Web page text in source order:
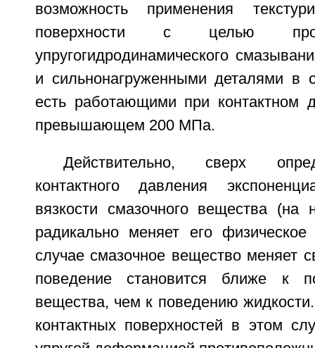
возможность применения
поверхности с целью
упругогидродинамического
и сильнонагруженными деталями в
есть работающими при контактном
превышающем 200 МПа.
Действительно, сверх
контактного давления
вязкости смазочного вещества (на
радикально меняет его
случае смазочное вещество меняет
поведение становится ближе к
вещества, чем к поведению
контактных поверхностей в этом